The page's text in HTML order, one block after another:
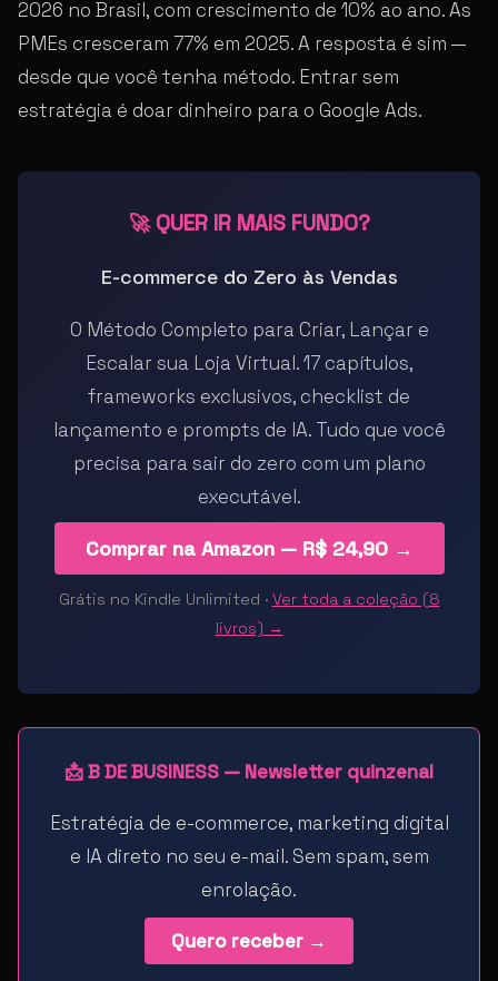
2026 no Brasil, com crescimento de 10% ao ano. As
PMEs cresceram 77% em 2025. A resposta é sim —
desde que você tenha método. Entrar sem
estratégia é doar dinheiro para o Google Ads.
🚀 QUER IR MAIS FUNDO?
E-commerce do Zero às Vendas
O Método Completo para Criar, Lançar e
Escalar sua Loja Virtual. 17 capítulos,
frameworks exclusivos, checklist de
lançamento e prompts de IA. Tudo que você
precisa para sair do zero com um plano
executável.
Comprar na Amazon — R$ 24,90 →
Grátis no Kindle Unlimited · Ver toda a coleção (8
livros) →
📩 B DE BUSINESS — Newsletter quinzenal
Estratégia de e-commerce, marketing digital
e IA direto no seu e-mail. Sem spam, sem
enrolação.
Quero receber →